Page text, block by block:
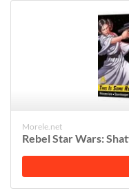
Morele.net
Rebel Star Wars: